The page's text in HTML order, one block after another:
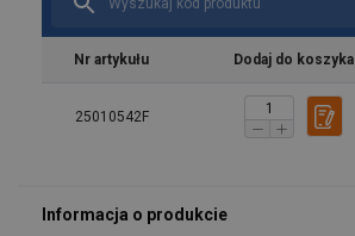
Nr artykułu Dodaj do koszyka
25010542F
Znakowanie: